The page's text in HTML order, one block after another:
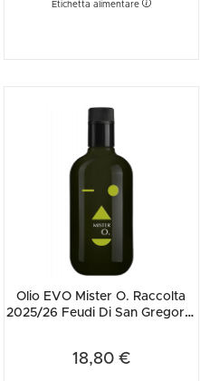
Etichetta alimentare
Olio EVO Mister O. Raccolta
2025/26 Feudi Di San Gregorio
18,80 €